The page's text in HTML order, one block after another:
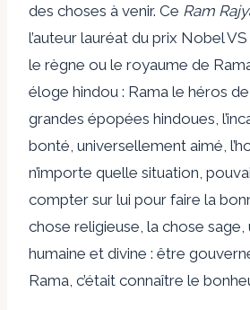
des choses à venir. Ce Ram
l’auteur lauréat du prix Nobel
le règne ou le royaume de
éloge hindou : Rama le héros de
grandes épopées hindoues,
bonté, universellement aimé,
n’importe quelle situation,
compter sur lui pour faire la
chose religieuse, la chose sage,
humaine et divine : être
Rama, c’était connaître le